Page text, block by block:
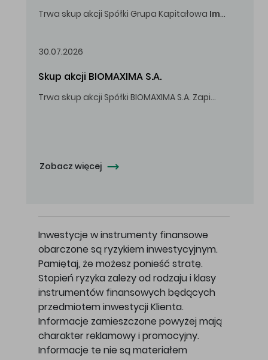
Trwa skup akcji Spółki Grupa Kapitałowa Immobile
30.07.2026
Skup akcji BIOMAXIMA S.A.
Trwa skup akcji Spółki BIOMAXIMA S.A. Zapisy do 4 sierpnia 2026 r. do godz. 16.00.
Zobacz więcej
Inwestycje w instrumenty finansowe
obarczone są ryzykiem inwestycyjnym.
Pamiętaj, że możesz ponieść stratę.
Stopień ryzyka zależy od rodzaju i klasy
instrumentów finansowych będących
przedmiotem inwestycji Klienta.
Informacje zamieszczone powyżej mają
charakter reklamowy i promocyjny.
Informacje te nie są materiałem